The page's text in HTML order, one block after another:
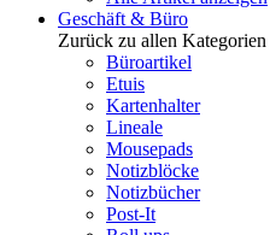
Geschäft & Büro
Zurück zu allen Kategorien
Büroartikel
Etuis
Kartenhalter
Lineale
Mousepads
Notizblöcke
Notizbücher
Post-It